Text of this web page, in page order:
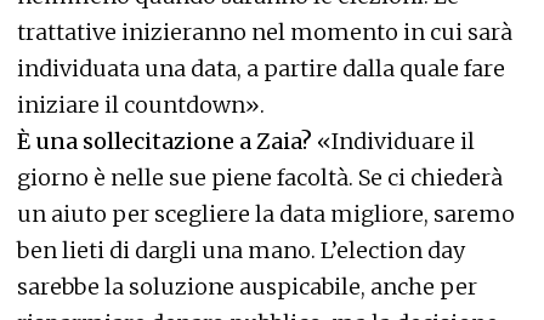
trattative inizieranno nel momento in cui sarà
individuata una data, a partire dalla quale fare
iniziare il countdown».
È una sollecitazione a Zaia? «Individuare il
giorno è nelle sue piene facoltà. Se ci chiederà
un aiuto per scegliere la data migliore, saremo
ben lieti di dargli una mano. L’election day
sarebbe la soluzione auspicabile, anche per